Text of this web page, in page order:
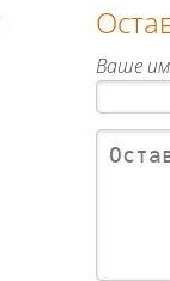
Ваше